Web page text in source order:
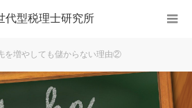
代型税理士研究所
を増やしても儲からない理由②